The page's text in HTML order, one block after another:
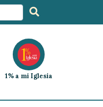
1% a mi Iglesia